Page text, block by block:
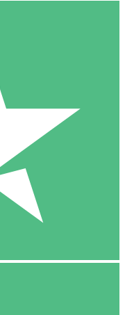
Geen maandelijkse